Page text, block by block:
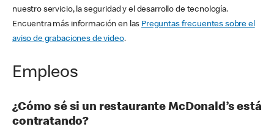
nuestro servicio, la seguridad y el desarrollo de tecnología.
Encuentra más información en las Preguntas frecuentes sobre el
aviso de grabaciones de video.
Empleos
¿Cómo sé si un restaurante McDonald’s está
contratando?